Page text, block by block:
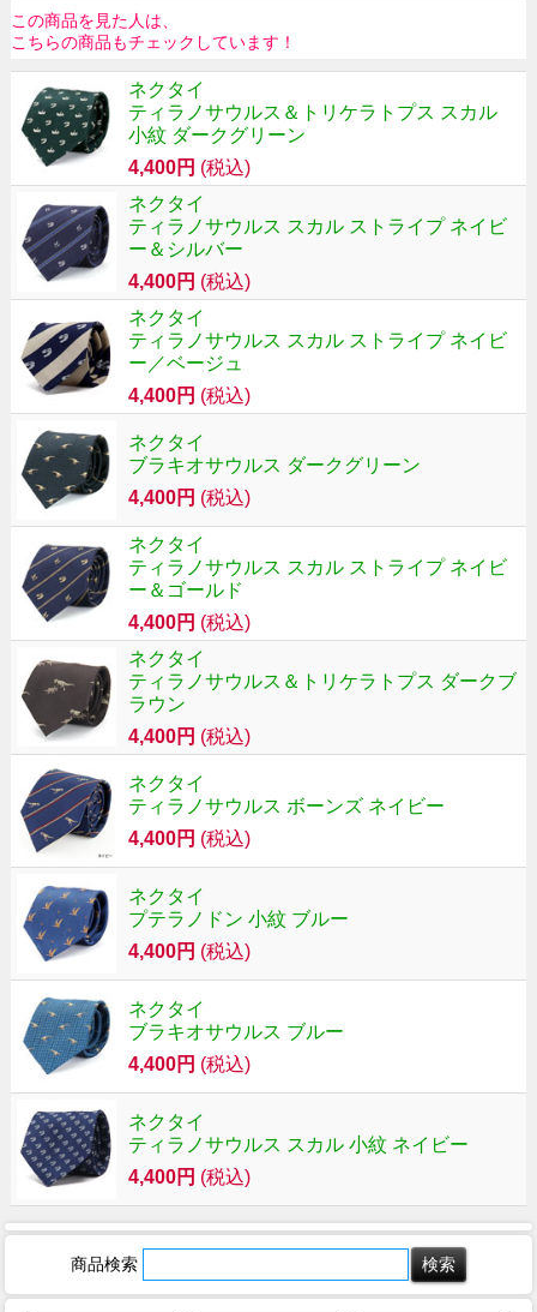
この商品を見た人は、
こちらの商品もチェックしています！
ネクタイ
ティラノサウルス＆トリケラトプス スカル
小紋 ダークグリーン
4,400円 (税込)
ネクタイ
ティラノサウルス スカル ストライプ ネイビ
ー＆シルバー
4,400円 (税込)
ネクタイ
ティラノサウルス スカル ストライプ ネイビ
ー／ベージュ
4,400円 (税込)
ネクタイ
ブラキオサウルス ダークグリーン
4,400円 (税込)
ネクタイ
ティラノサウルス スカル ストライプ ネイビ
ー＆ゴールド
4,400円 (税込)
ネクタイ
ティラノサウルス＆トリケラトプス ダークブ
ラウン
4,400円 (税込)
ネクタイ
ティラノサウルス ボーンズ ネイビー
4,400円 (税込)
ネクタイ
プテラノドン 小紋 ブルー
4,400円 (税込)
ネクタイ
ブラキオサウルス ブルー
4,400円 (税込)
ネクタイ
ティラノサウルス スカル 小紋 ネイビー
4,400円 (税込)
商品検索